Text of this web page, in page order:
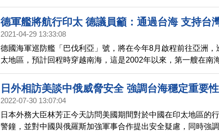
稱台灣海峽是「自由開放印度太平洋的一部分」。
德軍艦將航行印太 德議員籲：通過台海 支持台
2021-04-29 13:33:08
德國海軍巡防艦「巴伐利亞」號，將在今年8月啟程前往亞洲，
太地區，預計回程時穿越南海，這是2002年以來，第一艘在南
的德國軍艦。不過德國媒體《世界報週日版》25日報導，根據
防部的規劃，「巴伐利亞號」將不會通過台灣海峽；德國自民黨
議員雷希特 認為，通過台灣海峽，象徵一種對台灣自由和民主的
謝雷希特議員對台灣的支持。
日外相訪美談中俄威脅安全 強調台海穩定重要性
2022-07-30 13:07:04
日本外務大臣林芳正今天訪問美國期間對於中國在印太地區的
警鐘，並對中國與俄羅斯加強軍事合作提出安全疑慮，同時強